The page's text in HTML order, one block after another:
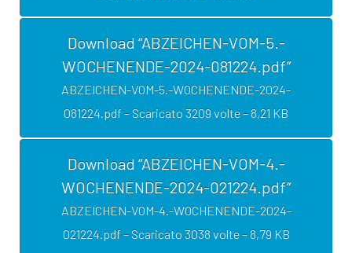
Download “ABZEICHEN-VOM-5.-
WOCHENENDE-2024-081224.pdf”
ABZEICHEN-VOM-5.-WOCHENENDE-2024-
081224.pdf – Scaricato 3209 volte – 8,21 KB
Download “ABZEICHEN-VOM-4.-
WOCHENENDE-2024-021224.pdf”
ABZEICHEN-VOM-4.-WOCHENENDE-2024-
021224.pdf – Scaricato 3038 volte – 8,79 KB